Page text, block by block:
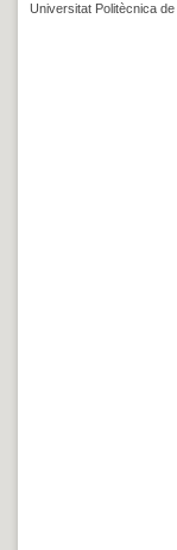
Universitat Politècnica